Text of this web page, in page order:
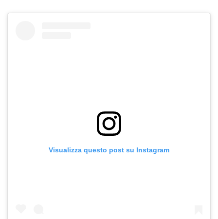
Visualizza questo post su Instagram